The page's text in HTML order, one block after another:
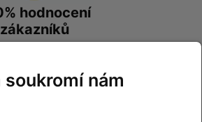
hodnocení
zákazníků
Heureka.cz
soukromí nám